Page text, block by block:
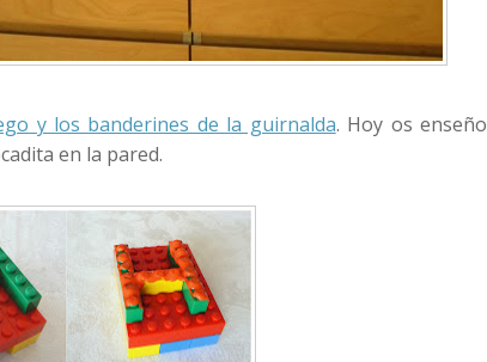
y los banderines de la guirnalda. Hoy os enseño
en la pared.